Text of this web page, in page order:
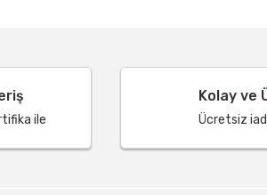
ile
Kolay ve
Ücretsiz